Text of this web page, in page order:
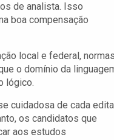
de analista. Isso
boa compensação
local e federal, normas
o domínio da
lógico.
cuidadosa de cada edital
os candidatos que
aos estudos